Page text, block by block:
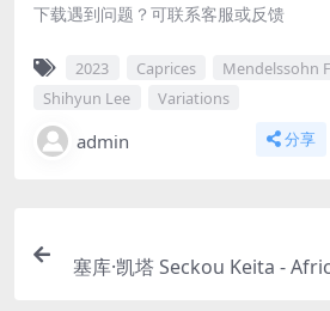
下载遇到问题？可联系客服或反馈
2023 Caprices
Mendelssohn
Shihyun Lee
Variations
admin 分享
塞库·凯塔 Seckou Keita -